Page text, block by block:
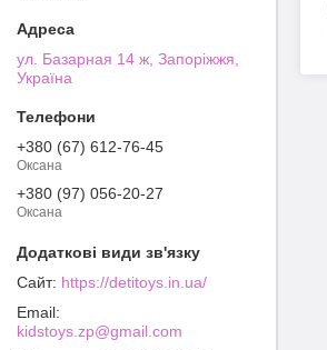
ул. Базарная 14 ж, Запоріжжя,
Україна
+380 (67) 612-76-45
Оксана
+380 (97) 056-20-27
Оксана
https://detitoys.in.ua/
kidstoys.zp@gmail.com